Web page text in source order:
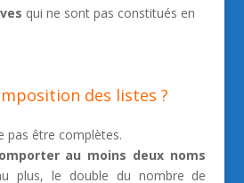
qui ne sont pas constitués en
des listes ?
pas être complètes.
au moins deux noms
plus, le double du nombre de